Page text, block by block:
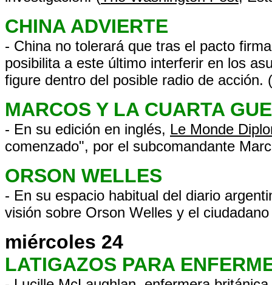
CHINA ADVIERTE
- China no tolerará que tras el pacto
posibilita a este último interferir en los
figure dentro del posible radio de acción. (
MARCOS Y LA CUARTA
- En su edición en inglés, Le Monde
comenzado", por el subcomandante
ORSON WELLES
- En su espacio habitual del diario
visión sobre Orson Welles y el
miércoles 24
LATIGAZOS PARA